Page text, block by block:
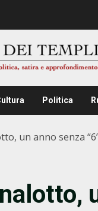
Politica
un anno senza